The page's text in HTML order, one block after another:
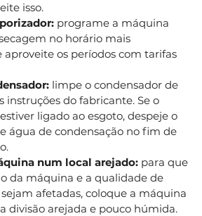
isso.
programe a máquina
no horário mais
aproveite os períodos com tarifas
limpe o condensador de
instruções do fabricante. Se o
ligado ao esgoto, despeje o
água de condensação no fim de
num local arejado: para que
da máquina e a qualidade de
afetadas, coloque a máquina
divisão arejada e pouco húmida.